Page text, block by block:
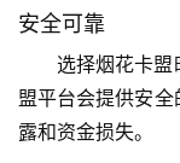
安全可靠
选择烟花卡盟
盟平台会提供安
露和资金损失。